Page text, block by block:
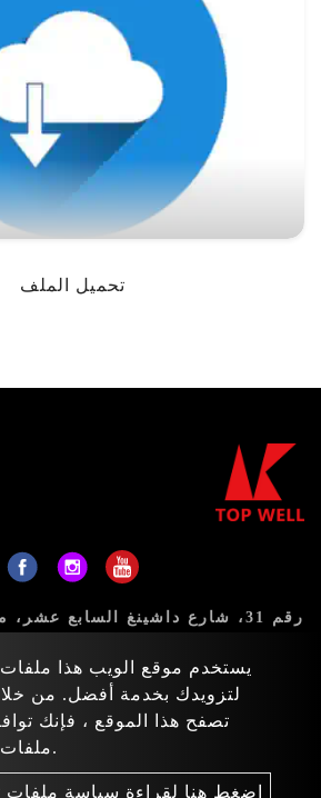
تحميل الملف
يستخدم موقع الويب هذا ملفات
لتزويدك بخدمة أفضل. من
تصفح هذا الموقع ، فإنك
ملفات تعريف الارتباط.
اضغط هنا لقراءة سياسة ملفات
رقم 31، شارع داشينغ السابع عشر،
sales@topwell-tools.com